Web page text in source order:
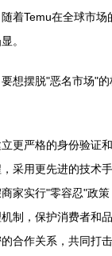
着Temu在全球市场
。
想摆脱"恶名市场"
更严格的身份验证
采用更先进的技术
家实行"零容忍"政策
制，保护消费者和
合作关系，共同打